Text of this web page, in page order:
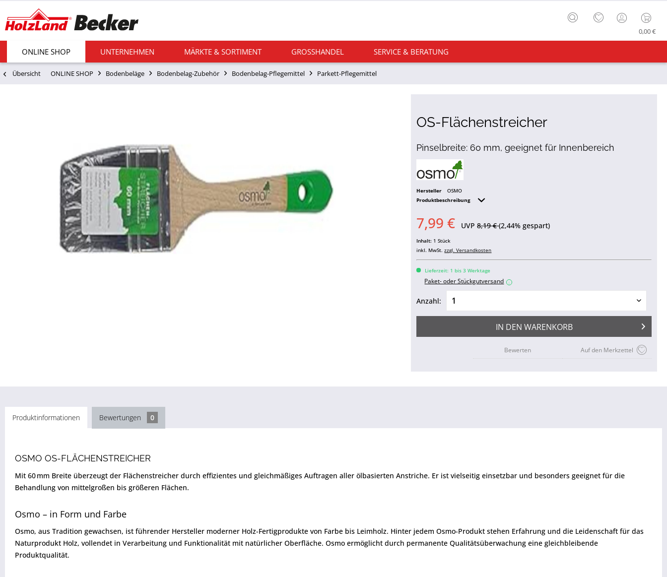
0,00 €
ONLINE SHOP UNTERNEHMEN MÄRKTE & SORTIMENT GROSSHANDEL SERVICE & BERATUNG
Übersicht ONLINE SHOP Bodenbeläge Bodenbelag-Zubehör Bodenbelag-Pflegemittel Parkett-Pflegemittel
OS-Flächenstreicher
Pinselbreite: 60 mm, geeignet für Innenbereich
Hersteller
OSMO
Produktbeschreibung
7,99 € UVP8,19 €(2,44% gespart)
Inhalt: 1 Stück
inkl. MwSt.zzgl. Versandkosten
Lieferzeit: 1 bis 3 Werktage
Paket- oder Stückgutversand i
Anzahl:
IN DEN WARENKORB
Auf den Merkzettel
Bewerten
Produktinformationen Bewertungen 0
OSMO OS-FLÄCHENSTREICHER
Mit 60 mm Breite überzeugt der Flächenstreicher durch effizientes und gleichmäßiges Auftragen aller ölbasierten Anstriche. Er ist vielseitig einsetzbar und besonders geeignet für die
Behandlung von mittelgroßen bis größeren Flächen.
Osmo – in Form und Farbe
Osmo, aus Tradition gewachsen, ist führender Hersteller moderner Holz-Fertigprodukte von Farbe bis Leimholz. Hinter jedem Osmo-Produkt stehen Erfahrung und die Leidenschaft für das
Naturprodukt Holz, vollendet in Verarbeitung und Funktionalität mit natürlicher Oberfläche. Osmo ermöglicht durch permanente Qualitätsüberwachung eine gleichbleibende
Produktqualität.